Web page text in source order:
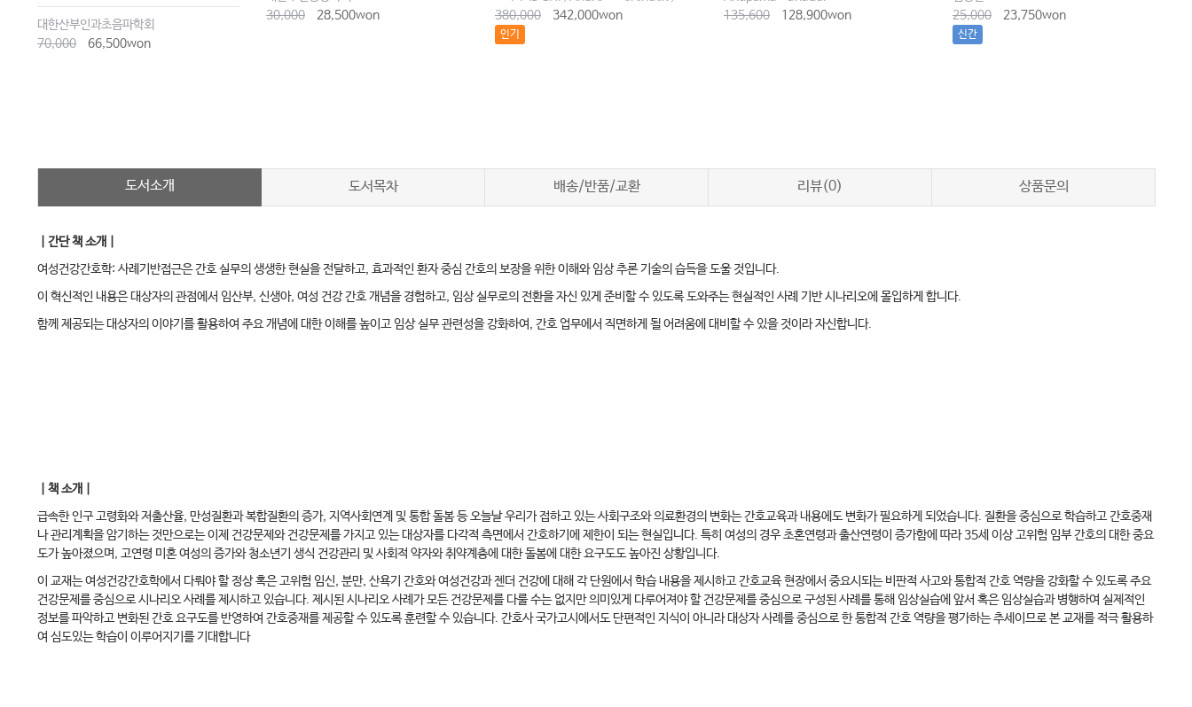
대한산부인과초음파학회
70,000
66,500won
30,000
28,500won
380,000
342,000won
인기
135,600
128,900won
25,000
23,750won
신간
도서소개 도서목차 배송/반품/교환 리뷰(0) 상품문의
｜간단 책 소개｜
여성건강간호학: 사례기반접근은 간호 실무의 생생한 현실을 전달하고, 효과적인 환자 중심 간호의 보장을 위한 이해와 임상 추론 기술의 습득을 도울 것입니다.
이 혁신적인 내용은 대상자의 관점에서 임산부, 신생아, 여성 건강 간호 개념을 경험하고, 임상 실무로의 전환을 자신 있게 준비할 수 있도록 도와주는 현실적인 사례 기반 시나리오에 몰입하게 합니다.
함께 제공되는 대상자의 이야기를 활용하여 주요 개념에 대한 이해를 높이고 임상 실무 관련성을 강화하여, 간호 업무에서 직면하게 될 어려움에 대비할 수 있을 것이라 자신합니다.
｜책 소개｜
급속한 인구 고령화와 저출산율, 만성질환과 복합질환의 증가, 지역사회연계 및 통합 돌봄 등 오늘날 우리가 접하고 있는 사회구조와 의료환경의 변화는 간호교육과 내용에도 변화가 필요하게 되었습니다. 질환을 중심으로 학습하고 간호중재
나 관리계획을 암기하는 것만으로는 이제 건강문제와 건강문제를 가지고 있는 대상자를 다각적 측면에서 간호하기에 제한이 되는 현실입니다. 특히 여성의 경우 초혼연령과 출산연령이 증가함에 따라 35세 이상 고위험 임부 간호의 대한 중요
도가 높아졌으며, 고연령 미혼 여성의 증가와 청소년기 생식 건강관리 및 사회적 약자와 취약계층에 대한 돌봄에 대한 요구도도 높아진 상황입니다.
이 교재는 여성건강간호학에서 다뤄야 할 정상 혹은 고위험 임신, 분만, 산욕기 간호와 여성건강과 젠더 건강에 대해 각 단원에서 학습 내용을 제시하고 간호교육 현장에서 중요시되는 비판적 사고와 통합적 간호 역량을 강화할 수 있도록 주요
건강문제를 중심으로 시나리오 사례를 제시하고 있습니다. 제시된 시나리오 사례가 모든 건강문제를 다룰 수는 없지만 의미있게 다루어져야 할 건강문제를 중심으로 구성된 사례를 통해 임상실습에 앞서 혹은 임상실습과 병행하여 실제적인
정보를 파악하고 변화된 간호 요구도를 반영하여 간호중재를 제공할 수 있도록 훈련할 수 있습니다. 간호사 국가고시에서도 단편적인 지식이 아니라 대상자 사례를 중심으로 한 통합적 간호 역량을 평가하는 추세이므로 본 교재를 적극 활용하
여 심도있는 학습이 이루어지기를 기대합니다